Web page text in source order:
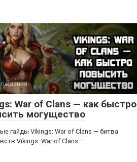
War of Clans — как быстро
могущество
гайды Vikings: War of Clans — битва
Vikings: War of Clans —